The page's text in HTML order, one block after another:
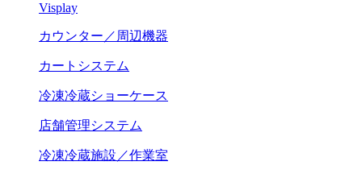
Visplay
カウンター／周辺機器
カートシステム
冷凍冷蔵ショーケース
店舗管理システム
冷凍冷蔵施設／作業室